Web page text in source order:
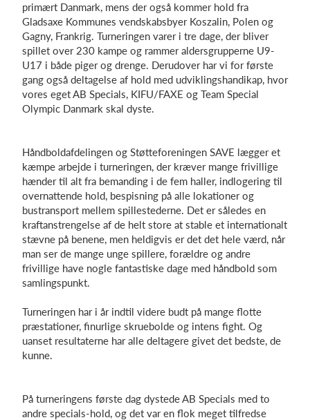
primært Danmark, mens der også kommer hold fra
Gladsaxe Kommunes vendskabsbyer Koszalin, Polen og
Gagny, Frankrig. Turneringen varer i tre dage, der bliver
spillet over 230 kampe og rammer aldersgrupperne U9-
U17 i både piger og drenge. Derudover har vi for første
gang også deltagelse af hold med udviklingshandikap, hvor
vores eget AB Specials, KIFU/FAXE og Team Special
Olympic Danmark skal dyste.
Håndboldafdelingen og Støtteforeningen SAVE lægger et
kæmpe arbejde i turneringen, der kræver mange frivillige
hænder til alt fra bemanding i de fem haller, indlogering til
overnattende hold, bespisning på alle lokationer og
bustransport mellem spillestederne. Det er således en
kraftanstrengelse af de helt store at stable et internationalt
stævne på benene, men heldigvis er det det hele værd, når
man ser de mange unge spillere, forældre og andre
frivillige have nogle fantastiske dage med håndbold som
samlingspunkt.
Turneringen har i år indtil videre budt på mange flotte
præstationer, finurlige skruebolde og intens fight. Og
uanset resultaterne har alle deltagere givet det bedste, de
kunne.
På turneringens første dag dystede AB Specials med to
andre specials-hold, og det var en flok meget tilfredse